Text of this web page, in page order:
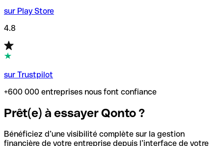
sur Play Store
4.8
sur Trustpilot
+600 000 entreprises nous font confiance
Prêt(e) à essayer Qonto ?
Bénéficiez d’une visibilité complète sur la gestion
financière de votre entreprise depuis l’interface de votre